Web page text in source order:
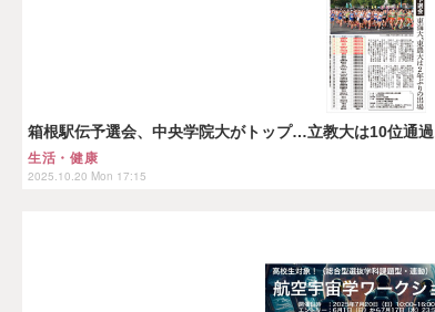
箱根駅伝予選会、中央学院大がトップ…立教大は10位通過
生活・健康
2025.10.20 Mon 17:15